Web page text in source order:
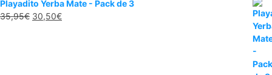
Playadito Yerba Mate - Pack de 3
35,95€ 30,50€